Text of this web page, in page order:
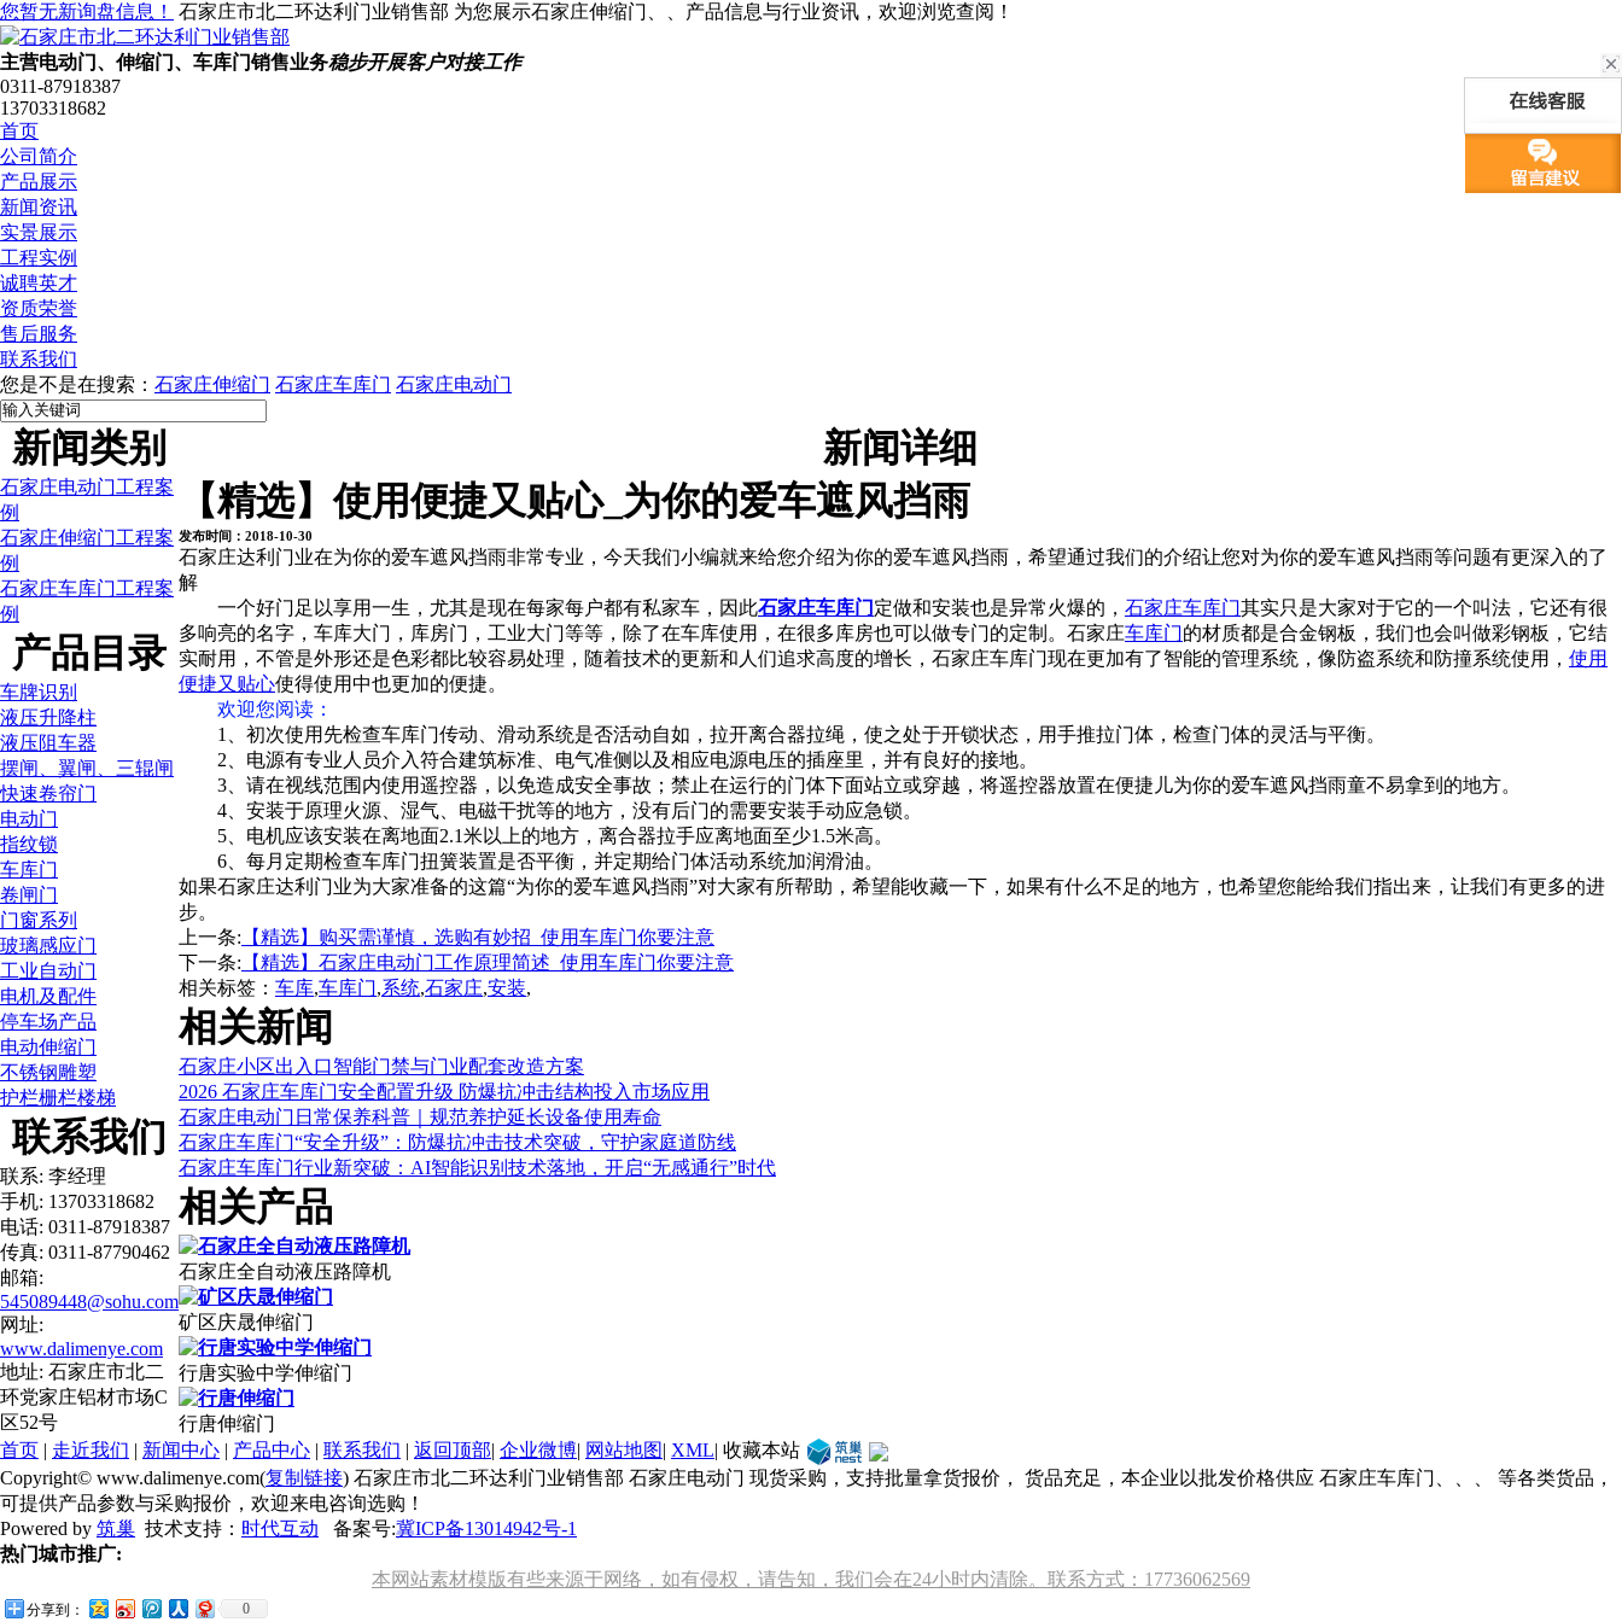
您暂无新询盘信息！ 石家庄市北二环达利门业销售部 为您展示石家庄伸缩门、、产品信息与行业资讯，欢迎浏览查阅！
主营电动门、伸缩门、车库门销售业务稳步开展客户对接工作
0311-87918387
13703318682
首页
公司简介
产品展示
新闻资讯
实景展示
工程实例
诚聘英才
资质荣誉
售后服务
联系我们
您是不是在搜索： 石家庄伸缩门 石家庄车库门 石家庄电动门
新闻类别
石家庄电动门工程案
例
石家庄伸缩门工程案
例
石家庄车库门工程案
例
产品目录
车牌识别
液压升降柱
液压阻车器
摆闸、翼闸、三辊闸
快速卷帘门
电动门
指纹锁
车库门
卷闸门
门窗系列
玻璃感应门
工业自动门
电机及配件
停车场产品
电动伸缩门
不锈钢雕塑
护栏栅栏楼梯
联系我们
联系: 李经理
手机: 13703318682
电话: 0311-87918387
传真: 0311-87790462
邮箱:
545089448@sohu.com
网址:
www.dalimenye.com
地址: 石家庄市北二
环党家庄铝材市场C
区52号
新闻详细
【精选】使用便捷又贴心_为你的爱车遮风挡雨
发布时间：2018-10-30
石家庄达利门业在为你的爱车遮风挡雨非常专业，今天我们小编就来给您介绍为你的爱车遮风挡雨，希望通过我们的介绍让您对为你的爱车遮风挡雨等问题有更深入的了
解
一个好门足以享用一生，尤其是现在每家每户都有私家车，因此石家庄车库门 定做和安装也是异常火爆的， 石家庄车库门其实只是大家对于它的一个叫法，它还有很
多响亮的名字，车库大门，库房门，工业大门等等，除了在车库使用，在很多库房也可以做专门的定制。石家庄车库门的材质都是合金钢板，我们也会叫做彩钢板，它结
实耐用，不管是外形还是色彩都比较容易处理，随着技术的更新和人们追求高度的增长，石家庄车库门现在更加有了智能的管理系统，像防盗系统和防撞系统使用， 使用
便捷又贴心使得使用中也更加的便捷。
欢迎您阅读 ：
1、初次使用先检查车库门传动、滑动系统是否活动自如，拉开离合器拉绳，使之处于开锁状态，用手推拉门体，检查门体的灵活与平衡。
2、电源有专业人员介入符合建筑标准、电气准侧以及相应电源电压的插座里，并有良好的接地。
3、请在视线范围内使用遥控器，以免造成安全事故；禁止在运行的门体下面站立或穿越，将遥控器放置在便捷儿为你的爱车遮风挡雨童不易拿到的地方。
4、安装于原理火源、湿气、电磁干扰等的地方，没有后门的需要安装手动应急锁。
5、电机应该安装在离地面2.1米以上的地方，离合器拉手应离地面至少1.5米高。
6、每月定期检查车库门扭簧装置是否平衡，并定期给门体活动系统加润滑油。
如果石家庄达利门业为大家准备的这篇“为你的爱车遮风挡雨”对大家有所帮助，希望能收藏一下，如果有什么不足的地方，也希望您能给我们指出来，让我们有更多的进
步。
上一条: 【精选】购买需谨慎，选购有妙招_使用车库门你要注意
下一条: 【精选】石家庄电动门工作原理简述_使用车库门你要注意
相关标签： 车库,车库门,系统,石家庄,安装,
相关新闻
石家庄小区出入口智能门禁与门业配套改造方案
2026 石家庄车库门安全配置升级 防爆抗冲击结构投入市场应用
石家庄电动门日常保养科普｜规范养护延长设备使用寿命
石家庄车库门“安全升级”：防爆抗冲击技术突破，守护家庭道防线
石家庄车库门行业新突破：AI智能识别技术落地，开启“无感通行”时代
相关产品
石家庄全自动液压路障机
矿区庆晟伸缩门
行唐实验中学伸缩门
行唐伸缩门
首页 | 走近我们 | 新闻中心 | 产品中心 | 联系我们 | 返回顶部| 企业微博| 网站地图| XML| 收藏本站
Copyright© www.dalimenye.com(复制链接) 石家庄市北二环达利门业销售部 石家庄电动门 现货采购，支持批量拿货报价， 货品充足，本企业以批发价格供应 石家庄车库门、、、 等各类货品，
可提供产品参数与采购报价，欢迎来电咨询选购！
Powered by 筑巢 技术支持： 时代互动 备案号:冀ICP备13014942号-1
热门城市推广:
本网站素材模版有些来源于网络，如有侵权，请告知，我们会在24小时内清除。联系方式：17736062569
分享到： 0